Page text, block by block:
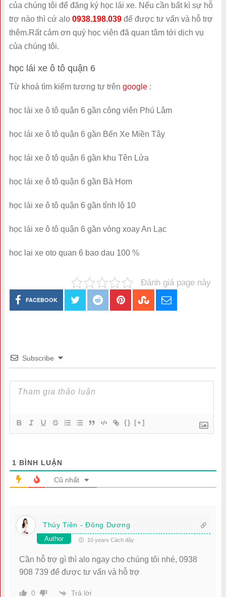
của chúng tôi để đăng ký học lái xe. Nếu cần bất kì sự hỗ
trợ nào thì cứ alo 0938.198.039để được tư vấn và hỗ trợ
thêm.Rất cảm ơn quý học viên đã quan tâm tới dịch vụ
của chúng tôi.
học lái xe ô tô quận 6
Từ khoá tìm kiếm tương tự trên google:
học lái xe ô tô quận 6 gần công viên Phú Lâm
học lái xe ô tô quận 6 gần Bến Xe Miền Tây
học lái xe ô tô quận 6 gần khu Tên Lửa
học lái xe ô tô quận 6 gần Bà Hom
học lái xe ô tô quận 6 gần tỉnh lộ 10
học lái xe ô tô quận 6 gần vòng xoay An Lạc
hoc lai xe oto quan 6 bao dau 100 %
Đánh giá page này
FACEBOOK
Subscribe
{} [+]
1 BÌNH LUẬN
Cũ nhất
Thủy Tiên - Đông Dương
Author 10 years Cách đây
Cần hỗ trợ gì thì alo ngay cho chúng tôi nhé, 0938
908 739 để được tư vấn và hỗ trợ
0 Trả lời